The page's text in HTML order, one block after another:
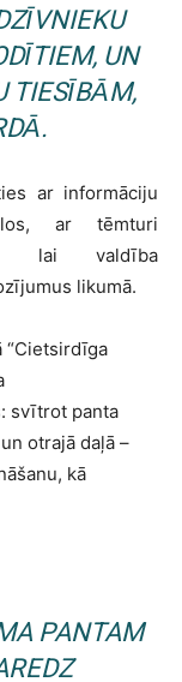
UN
TIESĪBĀM,
ar informāciju
ar tēmturi
lai valdība
likumā.
“Cietsirdīga
svītrot panta
otrajā daļā –
kā
PANTAM